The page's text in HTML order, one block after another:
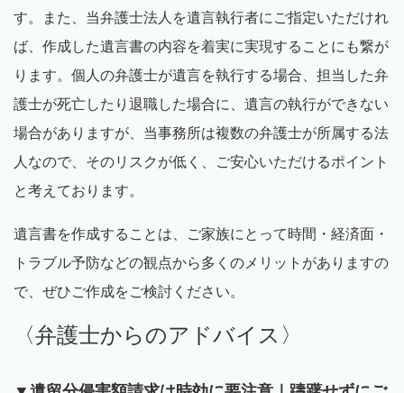
す。また、当弁護士法人を遺言執行者にご指定いただけれ
ば、作成した遺言書の内容を着実に実現することにも繋が
ります。個人の弁護士が遺言を執行する場合、担当した弁
護士が死亡したり退職した場合に、遺言の執行ができない
場合がありますが、当事務所は複数の弁護士が所属する法
人なので、そのリスクが低く、ご安心いただけるポイント
と考えております。
遺言書を作成することは、ご家族にとって時間・経済面・
トラブル予防などの観点から多くのメリットがありますの
で、ぜひご作成をご検討ください。
〈弁護士からのアドバイス〉